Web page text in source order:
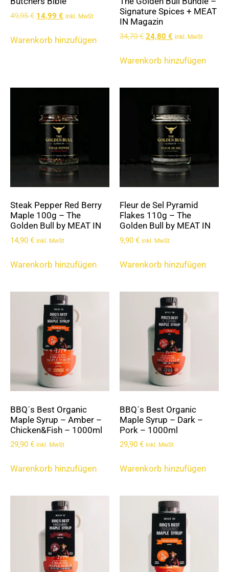
49,95€ 14,99 € inkl. MwSt
Warenkorb hinzufügen
Signature Spices + MEAT
IN Magazin
34,70€ 24,80 € inkl. MwSt
Warenkorb hinzufügen
Steak Pepper Red Berry
Maple 100g – The
Golden Bull by MEAT IN
14,90 € inkl. MwSt
Warenkorb hinzufügen
Fleur de Sel Pyramid
Flakes 110g – The
Golden Bull by MEAT IN
9,90 € inkl. MwSt
Warenkorb hinzufügen
BBQ´s Best Organic
Maple Syrup – Amber –
Chicken&Fish – 1000ml
29,90 € inkl. MwSt
Warenkorb hinzufügen
BBQ´s Best Organic
Maple Syrup – Dark –
Pork – 1000ml
29,90 € inkl. MwSt
Warenkorb hinzufügen